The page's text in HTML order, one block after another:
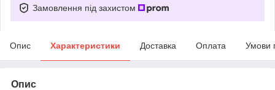
Замовлення під захистом
Опис Характеристики Доставка Оплата Умови
Опис